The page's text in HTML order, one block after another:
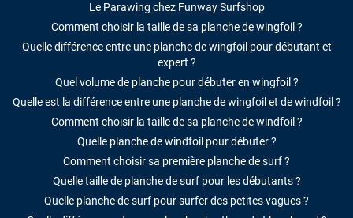
Le Parawing chez Funway Surfshop
Comment choisir la taille de sa planche de wingfoil ?
Quelle différence entre une planche de wingfoil pour débutant et
expert ?
Quel volume de planche pour débuter en wingfoil ?
Quelle est la différence entre une planche de wingfoil et de windfoil ?
Comment choisir la taille de sa planche de windfoil ?
Quelle planche de windfoil pour débuter ?
Comment choisir sa première planche de surf ?
Quelle taille de planche de surf pour les débutants ?
Quelle planche de surf pour surfer des petites vagues ?